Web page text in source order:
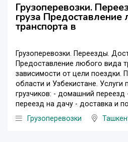
Грузоперевозки.
груза Предоставление
транспорта в
Грузоперевозки. Переезды.
Предоставление любого вида
зависимости от цели поездки.
области и Узбекистане.
грузчиков: - домашний
переезд на дачу - доставка и
Грузоперевозки